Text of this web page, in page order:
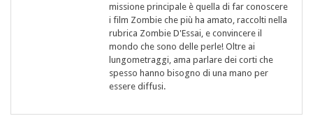
missione principale è quella di far conoscere
i film Zombie che più ha amato, raccolti nella
rubrica Zombie D'Essai, e convincere il
mondo che sono delle perle! Oltre ai
lungometraggi, ama parlare dei corti che
spesso hanno bisogno di una mano per
essere diffusi.